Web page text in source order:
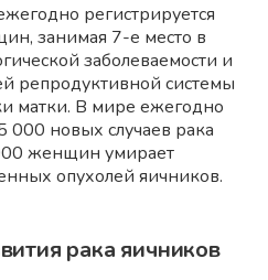
регистрируется
занимая 7-е место в
заболеваемости и
репродуктивной системы
матки. В мире ежегодно
000 новых случаев рака
женщин умирает
опухолей яичников.
рака яичников